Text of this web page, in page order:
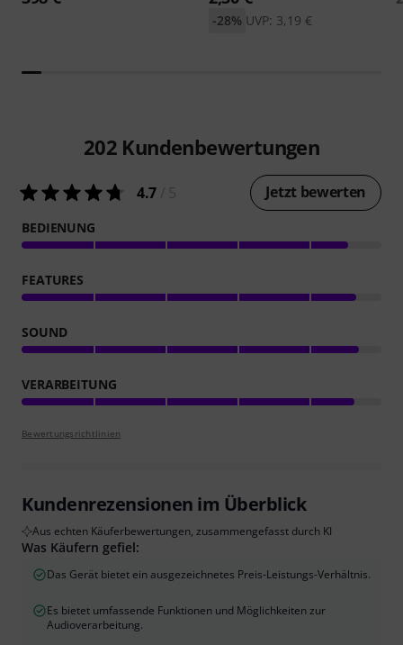
UVP: 3,19 €
-28%
202 Kundenbewertungen
4.7 Jetzt bewerten
BEDIENUNG
FEATURES
SOUND
VERARBEITUNG
Bewertungsrichtlinien
Kundenrezensionen im Überblick
Aus echten Käuferbewertungen, zusammengefasst durch KI
Was Käufern gefiel:
Das Gerät bietet ein ausgezeichnetes Preis-Leistungs-Verhältnis.
Es bietet umfassende Funktionen und Möglichkeiten zur
Audioverarbeitung.